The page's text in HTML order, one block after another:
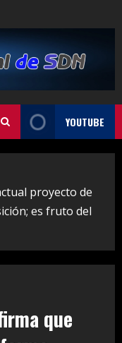
YOUTUBE
proyecto de
es fruto del
que